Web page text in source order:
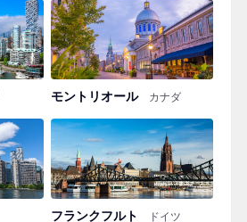
モントリオール カナダ
フランクフルト ドイツ